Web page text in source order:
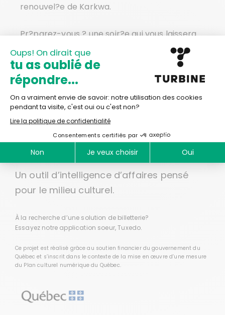
renouvel?e de Karkwa.
Pr?parez-vous ? une soir?e qui vous laissera
sans voix.
Un outil d’intelligence d’affaires pensé
pour le milieu culturel.
À la recherche d’une solution de billetterie?
Essayez notre application soeur,Tuxedo.
Ce projet est réalisé grâce au soutien financier du gouvernement du
Québec et s’inscrit dans le contexte de la mise en œuvre d’une mesure
du Plan culturel numérique du Québec.